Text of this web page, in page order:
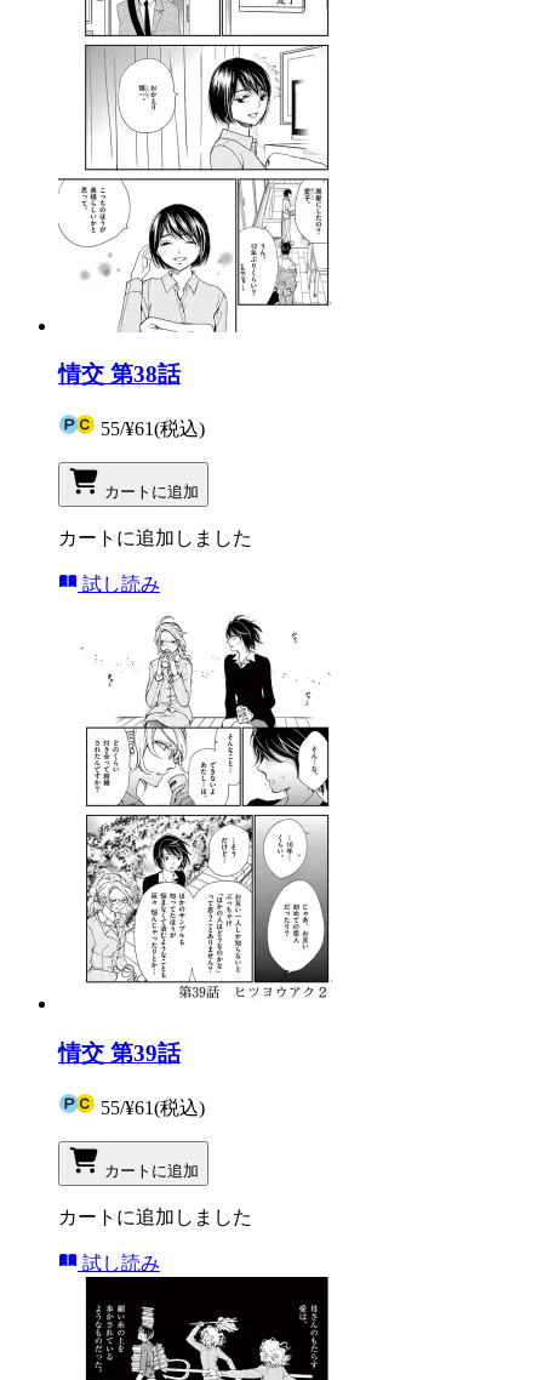
情交 第38話
55/¥61(税込)
カートに追加
カートに追加しました
試し読み
情交 第39話
55/¥61(税込)
カートに追加
カートに追加しました
試し読み